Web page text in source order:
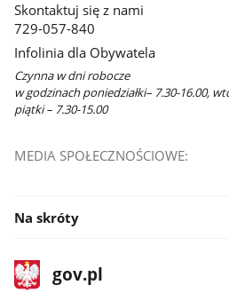
nowym
Skontaktuj się z nami
729-057-840
Infolinia dla Obywatela
Czynna w dni robocze
w godzinach poniedziałki– 7.30-16.00,
piątki – 7.30-15.00
MEDIA SPOŁECZNOŚCIOWE:
Na skróty
stopka
gov.plStrona
gov.pl